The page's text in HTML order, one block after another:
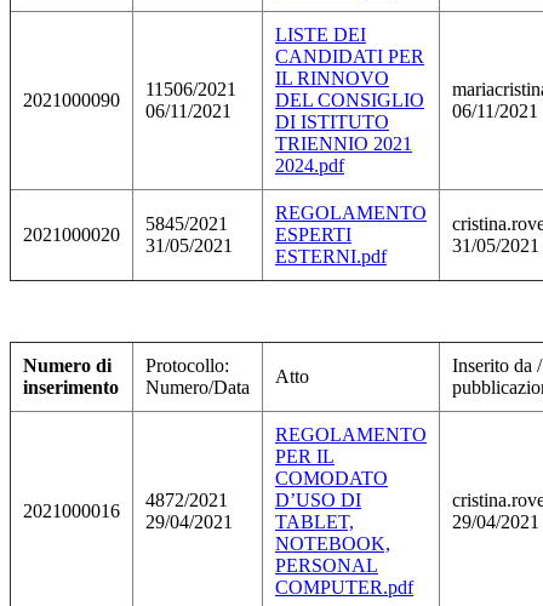
2021000090
11506/2021
06/11/2021
LISTE DEI
CANDIDATI PER
IL RINNOVO
DEL CONSIGLIO
DI ISTITUTO
TRIENNIO 2021
2024.pdf
06/11/2021
2021000020
5845/2021
31/05/2021
REGOLAMENTO
ESPERTI
ESTERNI.pdf
31/05/2021
Numero di
inserimento
Protocollo:
Numero/Data
Atto
Inserito da
2021000016
4872/2021
29/04/2021
REGOLAMENTO
PER IL
COMODATO
D’USO DI
TABLET,
NOTEBOOK,
PERSONAL
COMPUTER.pdf
29/04/2021